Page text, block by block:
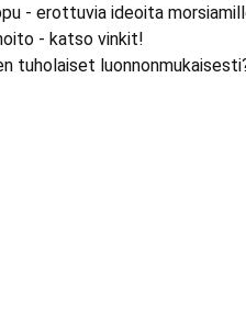
- erottuvia ideoita
- katso vinkit!
tuholaiset